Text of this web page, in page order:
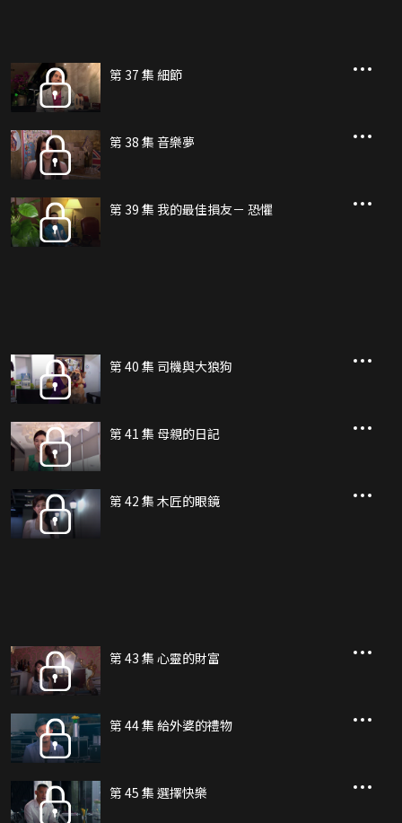
第 37 集 細節
第 38 集 音樂夢
第 39 集 我的最佳損友－ 恐懼
第 40 集 司機與大狼狗
第 41 集 母親的日記
第 42 集 木匠的眼鏡
第 43 集 心靈的財富
第 44 集 給外婆的禮物
第 45 集 選擇快樂